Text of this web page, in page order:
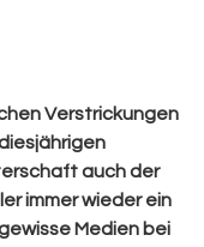
Verstrickungen
auch der
immer wieder ein
Medien bei